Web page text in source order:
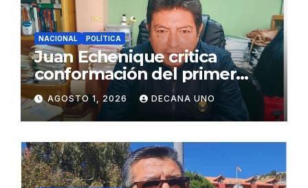
NACIONAL POLÍTICA
Juan Echenique critica
conformación del primer
gabinete ministerial de Keiko
Fujimori
AGOSTO 1, 2026 DECANA UNO